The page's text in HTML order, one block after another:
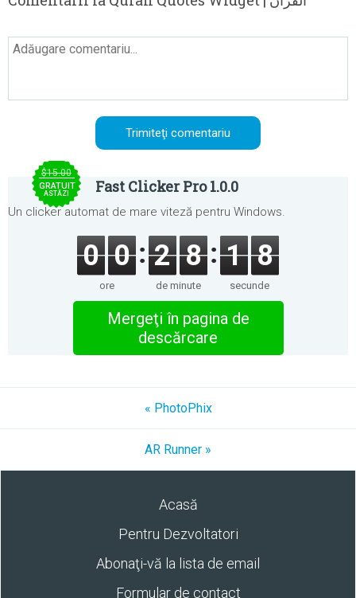
$15.00
GRATUIT
ASTĂZI Fast Clicker Pro 1.0.0
Un clicker automat de mare viteză pentru Windows.
0 0
ore
2 8
de minute
1 8
secunde
Mergeţi în pagina de
descărcare
« PhotoPhix
AR Runner »
Acasă
Pentru Dezvoltatori
Abonaţi-vă la lista de email
Formular de contact